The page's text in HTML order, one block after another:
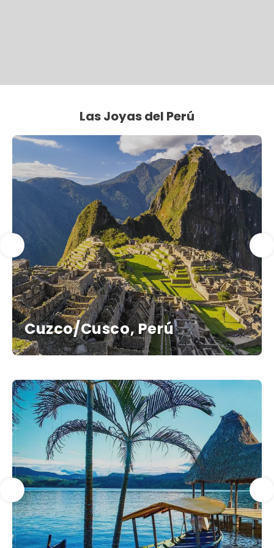
Las Joyas del Perú
Cuzco/Cusco, Perú